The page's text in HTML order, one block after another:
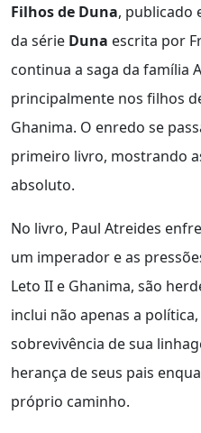
Filhos de Duna, publicado
da série Duna escrita por
continua a saga da família
principalmente nos filhos
Ghanima. O enredo se
primeiro livro, mostrando
absoluto.
No livro, Paul Atreides
um imperador e as
Leto II e Ghanima, são
inclui não apenas a
sobrevivência de sua
herança de seus pais
próprio caminho.